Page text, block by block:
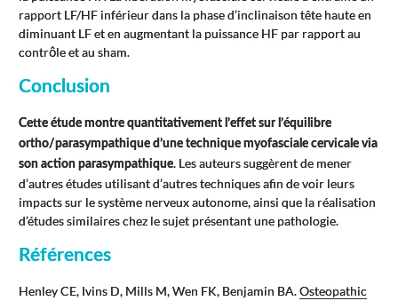
rapport LF/HF inférieur dans la phase d’inclinaison tête haute en
diminuant LF et en augmentant la puissance HF par rapport au
contrôle et au sham.
Conclusion
Cette étude montre quantitativement l’effet sur l’équilibre
ortho/parasympathique d’une technique myofasciale cervicale via
son action parasympathique. Les auteurs suggèrent de mener
d’autres études utilisant d’autres techniques afin de voir leurs
impacts sur le système nerveux autonome, ainsi que la réalisation
d’études similaires chez le sujet présentant une pathologie.
Références
Henley CE, Ivins D, Mills M, Wen FK, Benjamin BA.Osteopathic